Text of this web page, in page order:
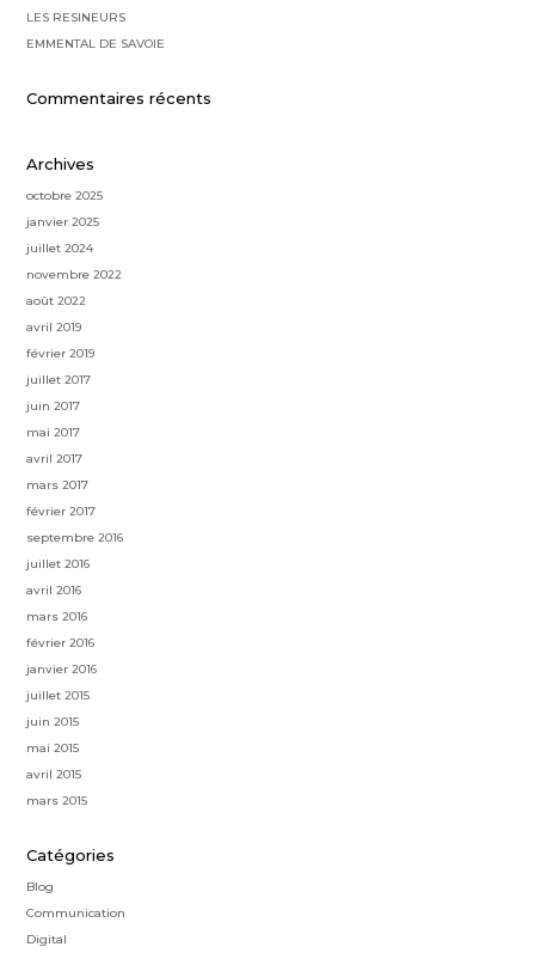
LES RESINEURS
EMMENTAL DE SAVOIE
Commentaires récents
Archives
octobre 2025
janvier 2025
juillet 2024
novembre 2022
août 2022
avril 2019
février 2019
juillet 2017
juin 2017
mai 2017
avril 2017
mars 2017
février 2017
septembre 2016
juillet 2016
avril 2016
mars 2016
février 2016
janvier 2016
juillet 2015
juin 2015
mai 2015
avril 2015
mars 2015
Catégories
Blog
Communication
Digital